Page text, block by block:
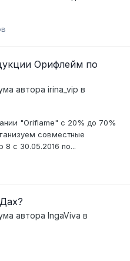
Орифлейм по
автора irina_vip в
"Oriflame" с 20% до 70%
совместные
8 с 30.05.2016 по...
автора IngaViva в